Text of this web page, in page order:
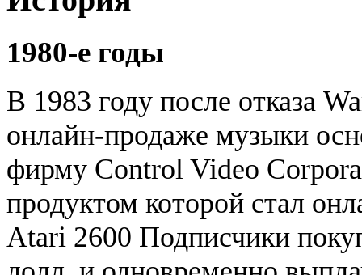
1980-е годы
В 1983 году после отказа
онлайн-продаже музыки
фирму Control Video
продуктом которой стал
Atari 2600 Подписчики